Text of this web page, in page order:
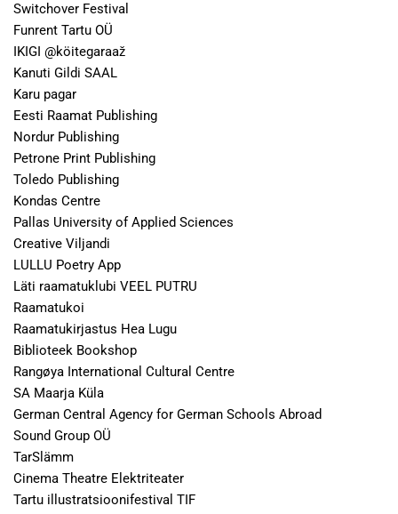
Switchover Festival
Funrent Tartu OÜ
IKIGI @köitegaraaž
Kanuti Gildi SAAL
Karu pagar
Eesti Raamat Publishing
Nordur Publishing
Petrone Print Publishing
Toledo Publishing
Kondas Centre
Pallas University of Applied Sciences
Creative Viljandi
LULLU Poetry App
Läti raamatuklubi VEEL PUTRU
Raamatukoi
Raamatukirjastus Hea Lugu
Biblioteek Bookshop
Rangøya International Cultural Centre
SA Maarja Küla
German Central Agency for German Schools Abroad
Sound Group OÜ
TarSlämm
Cinema Theatre Elektriteater
Tartu illustratsioonifestival TIF